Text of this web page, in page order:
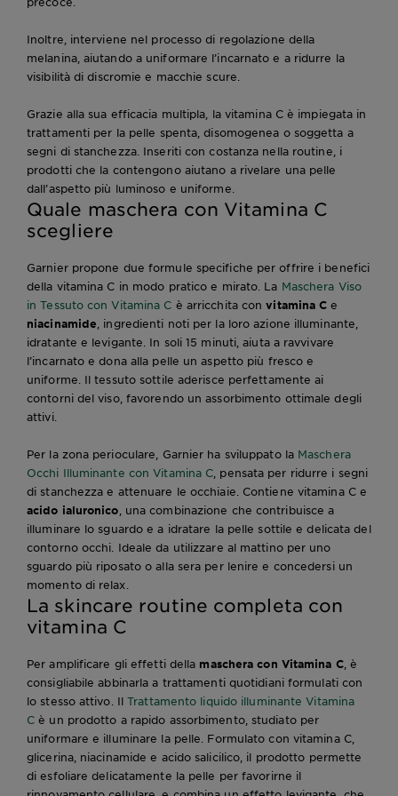
Inoltre, interviene nel processo di regolazione della
melanina, aiutando a uniformare l’incarnato e a ridurre la
visibilità di discromie e macchie scure.
Grazie alla sua efficacia multipla, la vitamina C è impiegata in
trattamenti per la pelle spenta, disomogenea o soggetta a
segni di stanchezza. Inseriti con costanza nella routine, i
prodotti che la contengono aiutano a rivelare una pelle
dall’aspetto più luminoso e uniforme.
Quale maschera con Vitamina C
scegliere
Garnier propone due formule specifiche per offrire i benefici
della vitamina C in modo pratico e mirato. La Maschera Viso
in Tessuto con Vitamina C è arricchita convitamina C e
niacinamide , ingredienti noti per la loro azione illuminante,
idratante e levigante. In soli 15 minuti, aiuta a ravvivare
l’incarnato e dona alla pelle un aspetto più fresco e
uniforme. Il tessuto sottile aderisce perfettamente ai
contorni del viso, favorendo un assorbimento ottimale degli
attivi.
Per la zona perioculare, Garnier ha sviluppato la Maschera
Occhi Illuminante con Vitamina C , pensata per ridurre i segni
di stanchezza e attenuare le occhiaie. Contiene vitamina C e
acido ialuronico , una combinazione che contribuisce a
illuminare lo sguardo e a idratare la pelle sottile e delicata del
contorno occhi. Ideale da utilizzare al mattino per uno
sguardo più riposato o alla sera per lenire e concedersi un
momento di relax.
La skincare routine completa con
vitamina C
Per amplificare gli effetti della maschera con Vitamina C, è
consigliabile abbinarla a trattamenti quotidiani formulati con
lo stesso attivo. IlTrattamento liquido illuminante Vitamina
C è un prodotto a rapido assorbimento, studiato per
uniformare e illuminare la pelle. Formulato con vitamina C,
glicerina, niacinamide e acido salicilico, il prodotto permette
di esfoliare delicatamente la pelle per favorirne il